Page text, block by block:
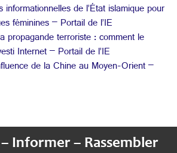
informationnelles de l’État islamique pour
féminines – Portail de l’IE
propagande terroriste : comment le
Internet – Portail de l’IE
de la Chine au Moyen-Orient –
Informer – Rassembler